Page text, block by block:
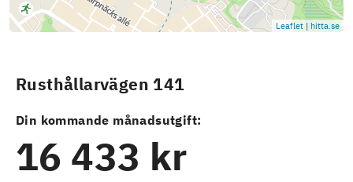
Leaflet | hitta.se
Rusthållarvägen 141
Din kommande månadsutgift:
16 433 kr